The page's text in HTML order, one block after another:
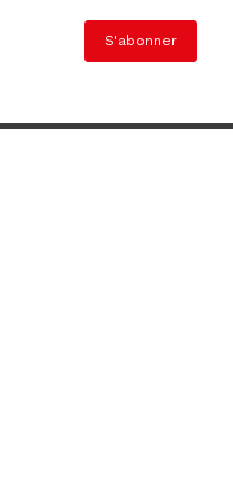
S'abonner